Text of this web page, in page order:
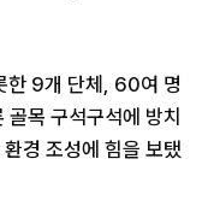
한 9개 단체, 60여 명
골목 구석구석에 방치
경 조성에 힘을 보탰